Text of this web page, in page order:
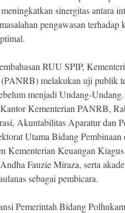
sinergitas antara
pengawasan
RUU SPIP,
melakukan uji publik
menjadi Undang-
Kementerian PANRB,
Akuntabilitas Aparatur dan
Utama Bidang
Kementerian Keuangan
Fauzie Miraza, serta
sebagai pembicara.
Pemerintah Bidang